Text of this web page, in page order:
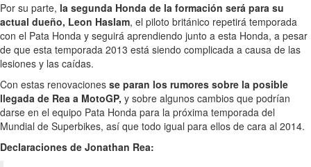
Por su parte, la segunda Honda de la formación será para su
actual dueño, Leon Haslam, el piloto británico repetirá temporada
con el Pata Honda y seguirá aprendiendo junto a esta Honda, a pesar
de que esta temporada 2013 está siendo complicada a causa de las
lesiones y las caídas.
Con estas renovaciones se paran los rumores sobre la posible
llegada de Rea a MotoGP, y sobre algunos cambios que podrían
darse en el equipo Pata Honda para la próxima temporada del
Mundial de Superbikes, así que todo igual para ellos de cara al 2014.
Declaraciones de Jonathan Rea: